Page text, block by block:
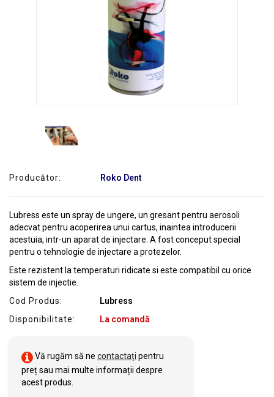
Producător: Roko Dent
Lubress este un spray de ungere, un gresant pentru aerosoli
adecvat pentru acoperirea unui cartus, inaintea introducerii
acestuia, intr-un aparat de injectare. A fost conceput special
pentru o tehnologie de injectare a protezelor.
Este rezistent la temperaturi ridicate si este compatibil cu orice
sistem de injectie.
Cod Produs:
Lubress
Disponibilitate:
La comandă
Vă rugăm să ne contactați pentru
preț sau mai multe informații despre
acest produs.